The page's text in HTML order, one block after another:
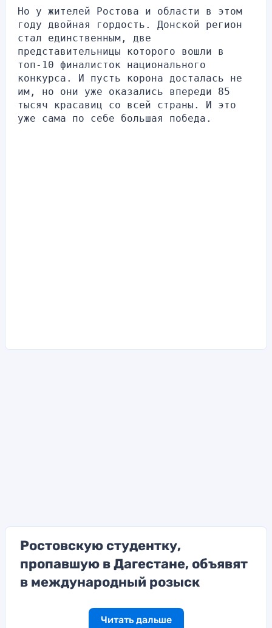
Но у жителей Ростова и области в этом
году двойная гордость. Донской регион
стал единственным, две
представительницы которого вошли в
топ-10 финалисток национального
конкурса. И пусть корона досталась не
им, но они уже оказались впереди 85
тысяч красавиц со всей страны. И это
уже сама по себе большая победа.
Ростовскую студентку,
пропавшую в Дагестане, объявят
в международный розыск
Читать дальше